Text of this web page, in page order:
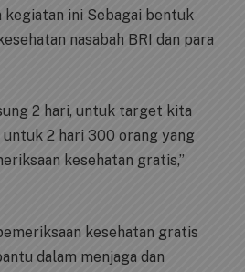
kegiatan ini Sebagai bentuk
nasabah BRI dan para
2 hari, untuk target kita
2 hari 300 orang yang
kesehatan gratis,”
kesehatan gratis
dalam menjaga dan